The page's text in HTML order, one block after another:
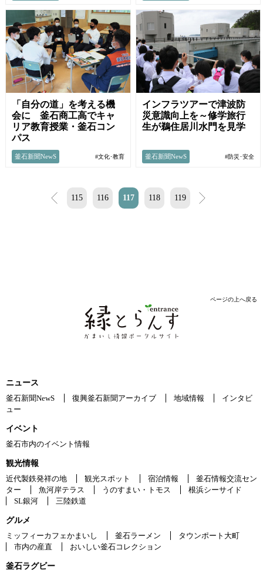
「自分の道」を考える機
会に 釜石商工高でキャ
リア教育授業・釜石コン
パス
釜石新聞NewS #文化･教育
インフラツアーで津波防
災意識向上を～修学旅行
生が鵜住居川水門を見学
釜石新聞NewS #防災･安全
< 115 116 117 118 119 >
ページの上へ戻る
ニュース
釜石新聞NewS
復興釜石新聞アーカイブ 地域情報
インタビ
ュー
イベント
釜石市内のイベント情報
観光情報
近代製鉄発祥の地
観光スポット 宿泊情報
釜石情報交流セン
ター
魚河岸テラス うのすまい・トモス
根浜シーサイド
SL銀河
三陸鉄道
グルメ
ミッフィーカフェかまいし
釜石ラーメン
タウンポート大町
市内の産直
おいしい釜石コレクション
釜石ラグビー